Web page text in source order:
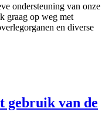
ondersteuning van onze
graag op weg met
en diverse
gebruik van de